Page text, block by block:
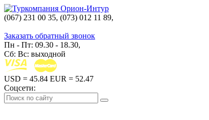
(067) 231 00 35, (073) 012 11 89,
Заказать обратный звонок
Пн - Пт: 09.30 - 18.30,
Сб: Вс: выходной
USD = 45.84 EUR = 52.47
Соцсети: